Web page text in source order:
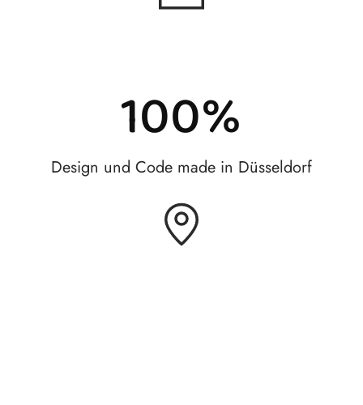
100%
Design und Code made in Düsseldorf